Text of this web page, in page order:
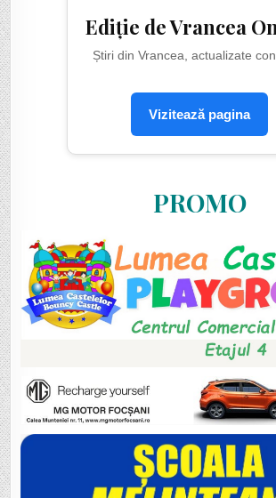
Ediție de Vrancea
Știri din Vrancea, actualizate
Vizitează pagina
PROMO